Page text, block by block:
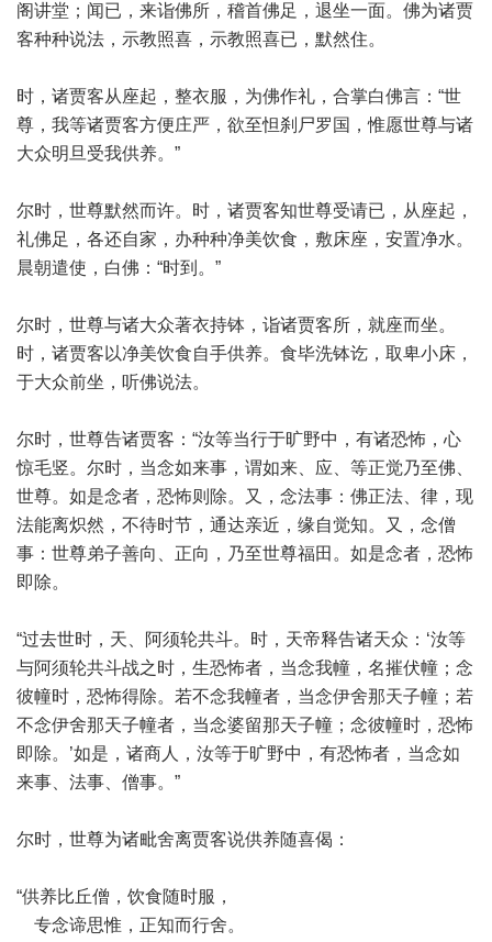
阁讲堂；闻已，来诣佛所，稽首佛足，退坐一面。佛为诸贾
客种种说法，示教照喜，示教照喜已，默然住。
时，诸贾客从座起，整衣服，为佛作礼，合掌白佛言：“世
尊，我等诸贾客方便庄严，欲至怛刹尸罗国，惟愿世尊与诸
大众明旦受我供养。”
尔时，世尊默然而许。时，诸贾客知世尊受请已，从座起，
礼佛足，各还自家，办种种净美饮食，敷床座，安置净水。
晨朝遣使，白佛：“时到。”
尔时，世尊与诸大众著衣持钵，诣诸贾客所，就座而坐。
时，诸贾客以净美饮食自手供养。食毕洗钵讫，取卑小床，
于大众前坐，听佛说法。
尔时，世尊告诸贾客：“汝等当行于旷野中，有诸恐怖，心
惊毛竖。尔时，当念如来事，谓如来、应、等正觉乃至佛、
世尊。如是念者，恐怖则除。又，念法事：佛正法、律，现
法能离炽然，不待时节，通达亲近，缘自觉知。又，念僧
事：世尊弟子善向、正向，乃至世尊福田。如是念者，恐怖
即除。
“过去世时，天、阿须轮共斗。时，天帝释告诸天众：‘汝等
与阿须轮共斗战之时，生恐怖者，当念我幢，名摧伏幢；念
彼幢时，恐怖得除。若不念我幢者，当念伊舍那天子幢；若
不念伊舍那天子幢者，当念婆留那天子幢；念彼幢时，恐怖
即除。’如是，诸商人，汝等于旷野中，有恐怖者，当念如
来事、法事、僧事。”
尔时，世尊为诸毗舍离贾客说供养随喜偈：
“供养比丘僧，饮食随时服，
专念谛思惟，正知而行舍。